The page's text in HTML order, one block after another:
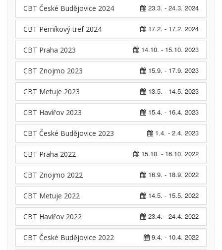
23.3. - 24.3. 2024
CBT České Budějovice 2024
17.2. - 17.2. 2024
CBT Perníkový tref 2024
14.10. - 15.10. 2023
CBT Praha 2023
15.9. - 17.9. 2023
CBT Znojmo 2023
13.5. - 14.5. 2023
CBT Metuje 2023
15.4. - 16.4. 2023
CBT Havířov 2023
1.4. - 2.4. 2023
CBT České Budějovice 2023
15.10. - 16.10. 2022
CBT Praha 2022
16.9. - 18.9. 2022
CBT Znojmo 2022
14.5. - 15.5. 2022
CBT Metuje 2022
23.4. - 24.4. 2022
CBT Havířov 2022
9.4. - 10.4. 2022
CBT České Budějovice 2022